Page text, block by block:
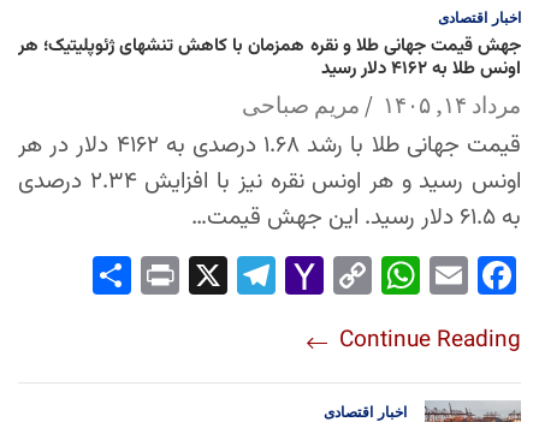
اخبار اقتصادی
جهش قیمت جهانی طلا و نقره همزمان با کاهش تنشهای ژئوپلیتیک؛ هر
اونس طلا به ۴۱۶۲ دلار رسید
مرداد ۱۴, ۱۴۰۵ مریم صباحی
قیمت جهانی طلا با رشد ۱.۶۸ درصدی به ۴۱۶۲ دلار در هر
اونس رسید و هر اونس نقره نیز با افزایش ۲.۳۴ درصدی
به ۶۱.۵ دلار رسید. این جهش قیمت…
Fac
ok
Em
Wh
Ap
p
Co
Lin
k
Yah
l
Tel
Pri
Continue Reading
اخبار اقتصادی